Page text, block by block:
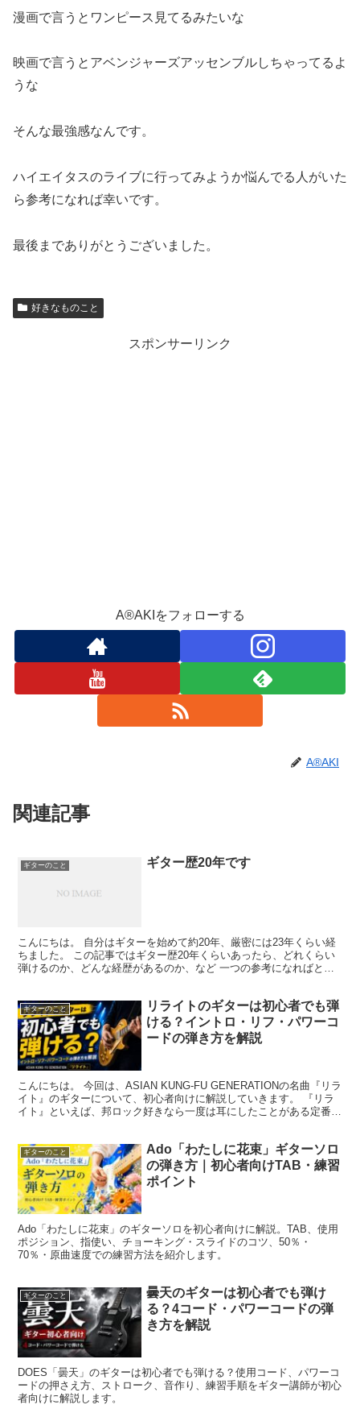
漫画で言うとワンピース見てるみたいな
映画で言うとアベンジャーズアッセンブルしちゃってるよ
うな
そんな最強感なんです。
ハイエイタスのライブに行ってみようか悩んでる人がいた
ら参考になれば幸いです。
最後までありがとうございました。
好きなものこと
スポンサーリンク
A®️AKIをフォローする
A®️AKI
関連記事
ギターのこと ギター歴20年です
こんにちは。 自分はギターを始めて約20年、厳密には23年くらい経
ちました。 この記事ではギター歴20年くらいあったら、どれくらい
弾けるのか、どんな経歴があるのか、など 一つの参考になればと思
ギターのこと
リライトのギターは初心者でも弾
ける？イントロ・リフ・パワーコ
ードの弾き方を解説
こんにちは。 今回は、ASIAN KUNG-FU GENERATIONの名曲『リラ
イト』のギターについて、初心者向けに解説していきます。 『リラ
イト』といえば、邦ロック好きなら一度は耳にしたことがある定番曲
ギターのこと
Ado「わたしに花束」ギターソロ
の弾き方｜初心者向けTAB・練習
ポイント
Ado「わたしに花束」のギターソロを初心者向けに解説。TAB、使用
ポジション、指使い、チョーキング・スライドのコツ、50％・
70％・原曲速度での練習方法を紹介します。
ギターのこと
曇天のギターは初心者でも弾け
る？4コード・パワーコードの弾
き方を解説
DOES「曇天」のギターは初心者でも弾ける？使用コード、パワーコ
ードの押さえ方、ストローク、音作り、練習手順をギター講師が初心
者向けに解説します。